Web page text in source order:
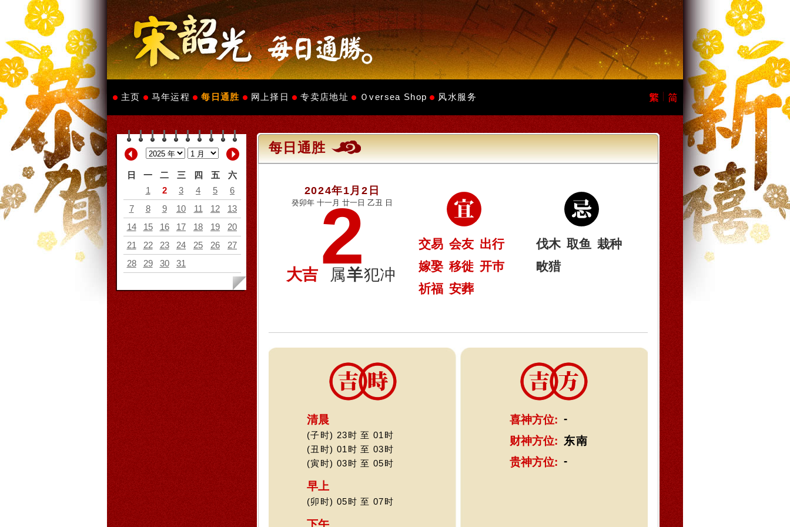
主页 马年运程 每日通胜 网上择日 专卖店地址 Ｏversea Shop 风水服务
日 一 二 三 四 五
六
1
2 3 4 5
6
7
8 9 10 11 12
13
14
15 16 17 18 19
20
21
22 23 24 25 26
27
28
29 30 31
每日通胜
2024年1月2日
癸卯年 十一月 廿一日 乙丑 日
2
大吉 属羊犯冲
交易 会友 出行
嫁娶 移徙 开巿
祈福 安葬
伐木 取鱼 栽种
畋猎
清晨
(子时) 23时 至 01时
(丑时) 01时 至 03时
(寅时) 03时 至 05时
早上
(卯时) 05时 至 07时
下午
喜神方位: -
财神方位: 东南
贵神方位: -